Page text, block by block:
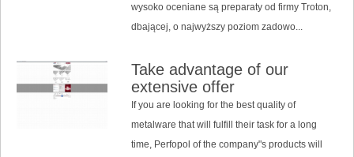
wysoko oceniane są preparaty od firmy Troton,
dbającej, o najwyższy poziom zadowo...
Take advantage of our
extensive offer
If you are looking for the best quality of
metalware that will fulfill their task for a long
time, Perfopol of the company"s products will